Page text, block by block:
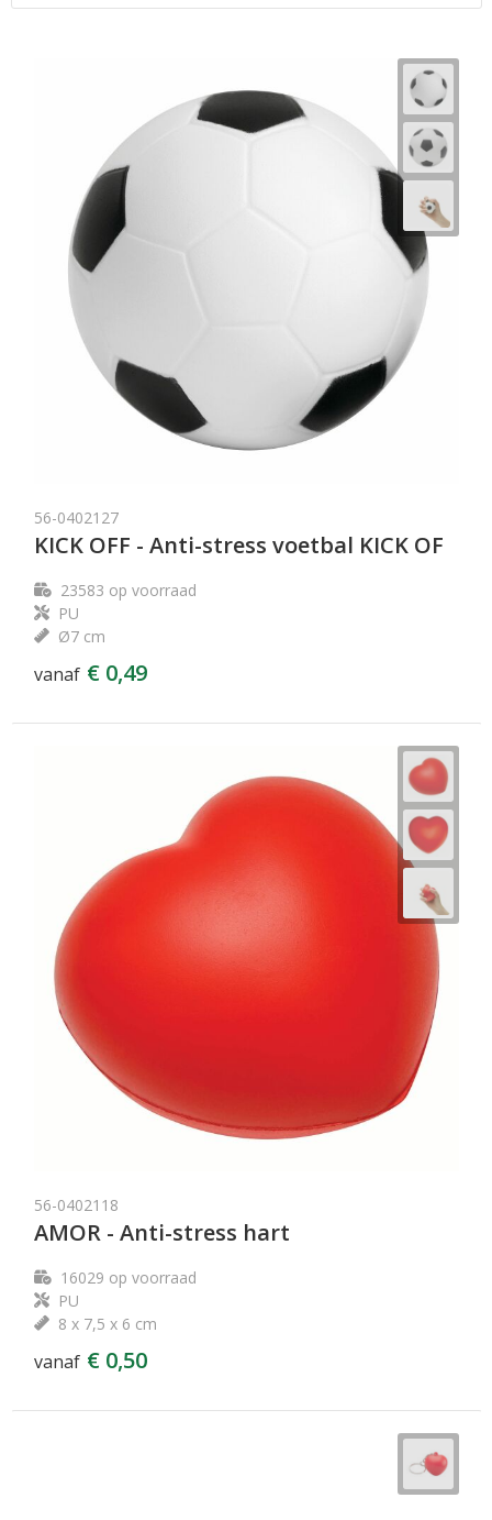
56-0402127
KICK OFF - Anti-stress voetbal KICK OF
23583 op voorraad
PU
Ø7 cm
vanaf € 0,49
56-0402118
AMOR - Anti-stress hart
16029 op voorraad
PU
8 x 7,5 x 6 cm
vanaf € 0,50